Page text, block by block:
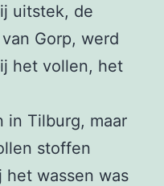
uitstek, de
Gorp, werd
het vollen, het
in Tilburg, maar
stoffen
het wassen was